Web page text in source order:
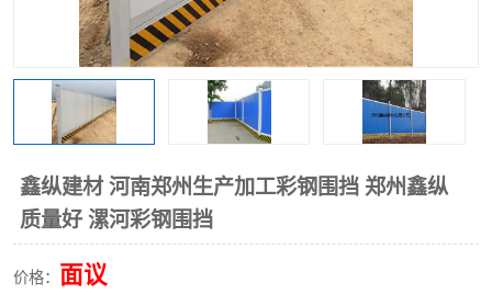
鑫纵建材 河南郑州生产加工彩钢围挡 郑州鑫纵
质量好 漯河彩钢围挡
价格： 面议